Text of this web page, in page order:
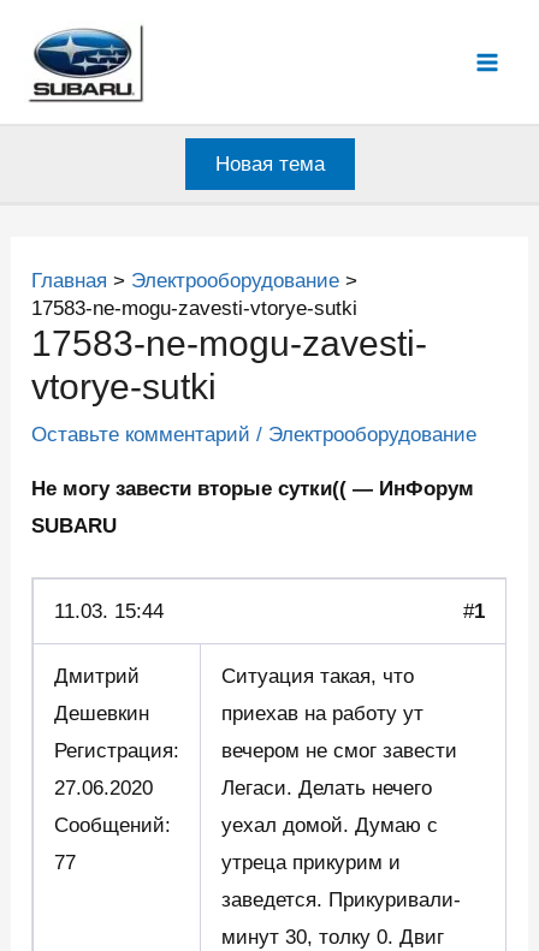
содержимому
Новая тема
Главная
Электрооборудование
17583-ne-mogu-zavesti-vtorye-sutki
17583-ne-mogu-zavesti-
vtorye-sutki
Оставьте комментарий / Электрооборудование
Не могу завести вторые сутки(( — ИнФорум
SUBARU
11.03. 15:44 #1
Дмитрий
Дешевкин
Регистрация:
27.06.2020
Сообщений:
77
Ситуация такая, что
приехав на работу ут
вечером не смог завести
Легаси. Делать нечего
уехал домой. Думаю с
утреца прикурим и
заведется. Прикуривали-
минут 30, толку 0. Двиг